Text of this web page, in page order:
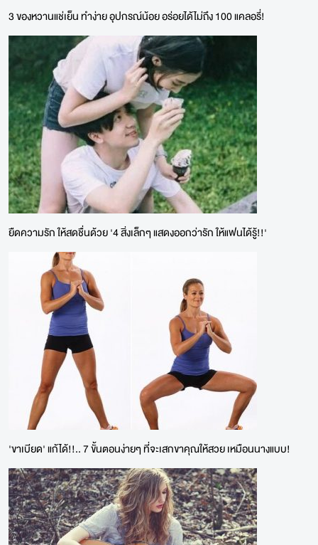
3 ของหวานแช่เย็น ทำง่าย อุปกรณ์น้อย อร่อยได้ไม่ถึง 100 แคลอรี่!
ยืดความรัก ให้สดชื่นด้วย '4 สิ่งเล็กๆ แสดงออกว่ารัก ให้แฟนได้รู้!!'
'ขาเบียด' แก้ได้!!.. 7 ขั้นตอนง่ายๆ ที่จะเสกขาคุณให้สวย เหมือนนางแบบ!